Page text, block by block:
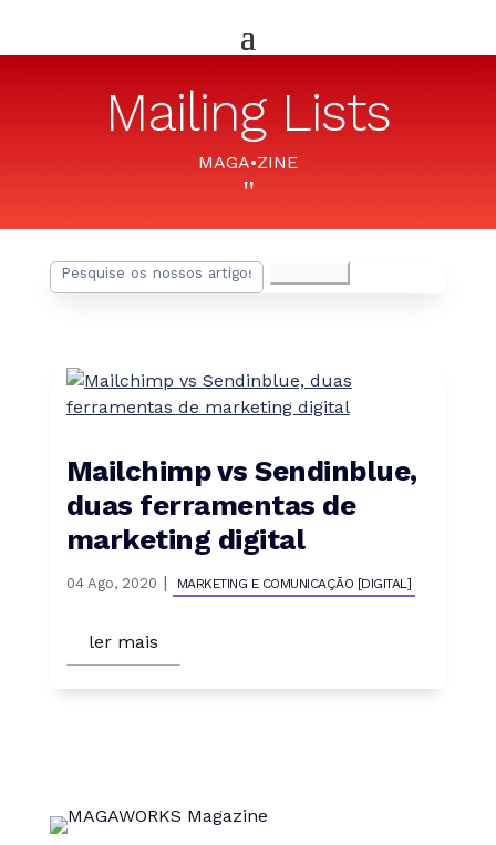
Mailing Lists
MAGA•ZINE
"
Pesquisar
por:
Mailchimp vs Sendinblue,
duas ferramentas de
marketing digital
04 Ago, 2020 | MARKETING E COMUNICAÇÃO [DIGITAL]
ler mais